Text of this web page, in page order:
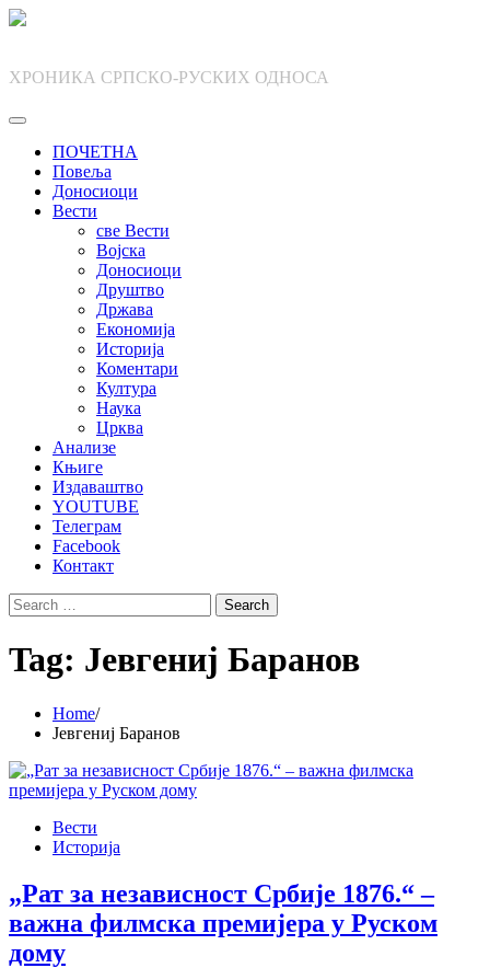
Skip
ХРОНИКА СРПСКО-РУСКИХ ОДНОСА
ПОЧЕТНА
Повеља
Доносиоци
Вести
све Вести
Војска
Доносиоци
Друштво
Држава
Економија
Историја
Коментари
Култура
Наука
Црква
Анализе
Књиге
Издаваштво
YOUTUBE
Телеграм
Facebook
Контакт
Search
for:
Tag: Јевгениј Баранов
Home
Јевгениј Баранов
Вести
Историја
„Рат за независност Србије 1876.“ –
важна филмска премијера у Руском
дому